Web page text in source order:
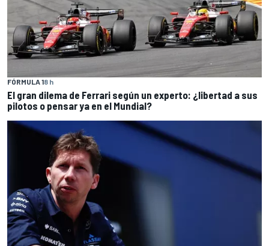
FÓRMULA 18 h
El gran dilema de Ferrari según un experto: ¿libertad a sus
pilotos o pensar ya en el Mundial?